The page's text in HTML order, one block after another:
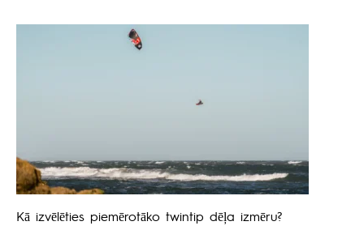
Kā izvēlēties piemērotāko twintip dēļa izmēru?